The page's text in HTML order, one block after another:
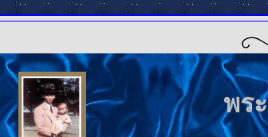
พร